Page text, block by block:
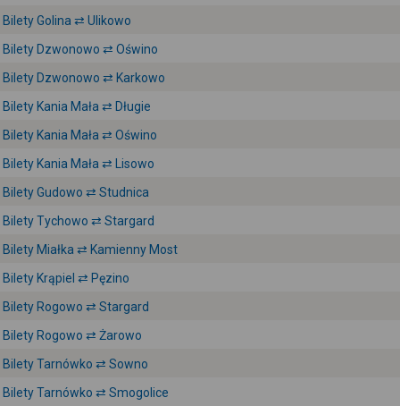
Bilety Golina ⇄ Ulikowo
Bilety Dzwonowo ⇄ Oświno
Bilety Dzwonowo ⇄ Karkowo
Bilety Kania Mała ⇄ Długie
Bilety Kania Mała ⇄ Oświno
Bilety Kania Mała ⇄ Lisowo
Bilety Gudowo ⇄ Studnica
Bilety Tychowo ⇄ Stargard
Bilety Miałka ⇄ Kamienny Most
Bilety Krąpiel ⇄ Pęzino
Bilety Rogowo ⇄ Stargard
Bilety Rogowo ⇄ Żarowo
Bilety Tarnówko ⇄ Sowno
Bilety Tarnówko ⇄ Smogolice